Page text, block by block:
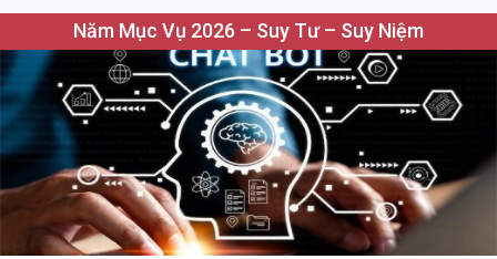
Năm Mục Vụ 2026 – Suy Tư – Suy Niệm